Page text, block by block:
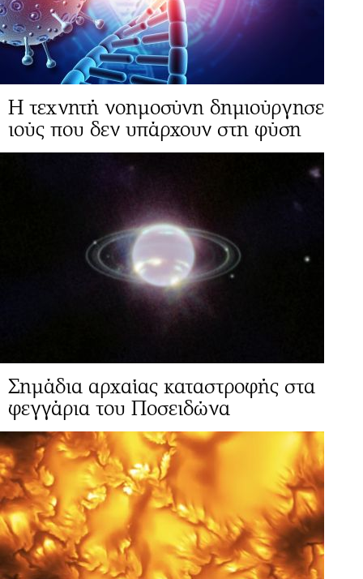
Η τεχνητή νοημοσύνη δημιούργησε
ιούς που δεν υπάρχουν στη φύση
Σημάδια αρχαίας καταστροφής στα
φεγγάρια του Ποσειδώνα